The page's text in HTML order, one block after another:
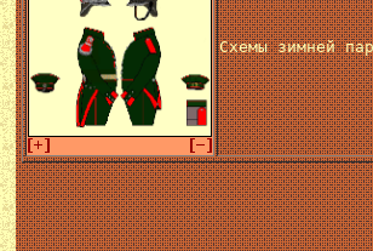
Схемы зимней